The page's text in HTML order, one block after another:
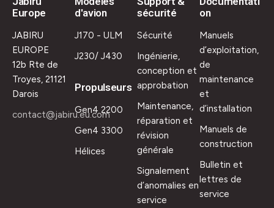
Europe
JABIRU
EUROPE
12b Rte de
Troyes, 21121
Darois
contact@jabiru.eu.com
d'avion
J170 - ULM
J230/ J430
Propulseurs
Gen4 2200
Gen4 3300
Hélices
sécurité
Sécurité
Ingénierie,
conception et
approbation
Maintenance,
réparation et
révision
générale
Signalement
d’anomalies en
service
on
Manuels
d’exploitation,
de
maintenance
et
d’installation
Manuels de
construction
Bulletin et
lettres de
service